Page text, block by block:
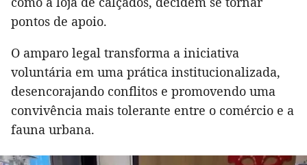
pontos de apoio.
O amparo legal transforma a iniciativa
voluntária em uma prática institucionalizada,
desencorajando conflitos e promovendo uma
convivência mais tolerante entre o comércio e a
fauna urbana.